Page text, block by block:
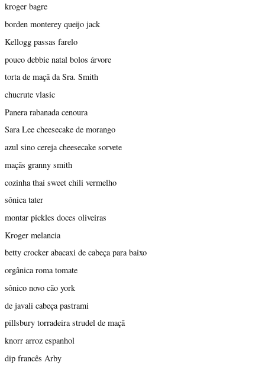
kroger bagre
borden monterey queijo jack
Kellogg passas farelo
pouco debbie natal bolos árvore
torta de maçã da Sra. Smith
chucrute vlasic
Panera rabanada cenoura
Sara Lee cheesecake de morango
azul sino cereja cheesecake sorvete
maçãs granny smith
cozinha thai sweet chili vermelho
sônica tater
montar pickles doces oliveiras
Kroger melancia
betty crocker abacaxi de cabeça para baixo
orgânica roma tomate
sônico novo cão york
de javali cabeça pastrami
pillsbury torradeira strudel de maçã
knorr arroz espanhol
dip francês Arby